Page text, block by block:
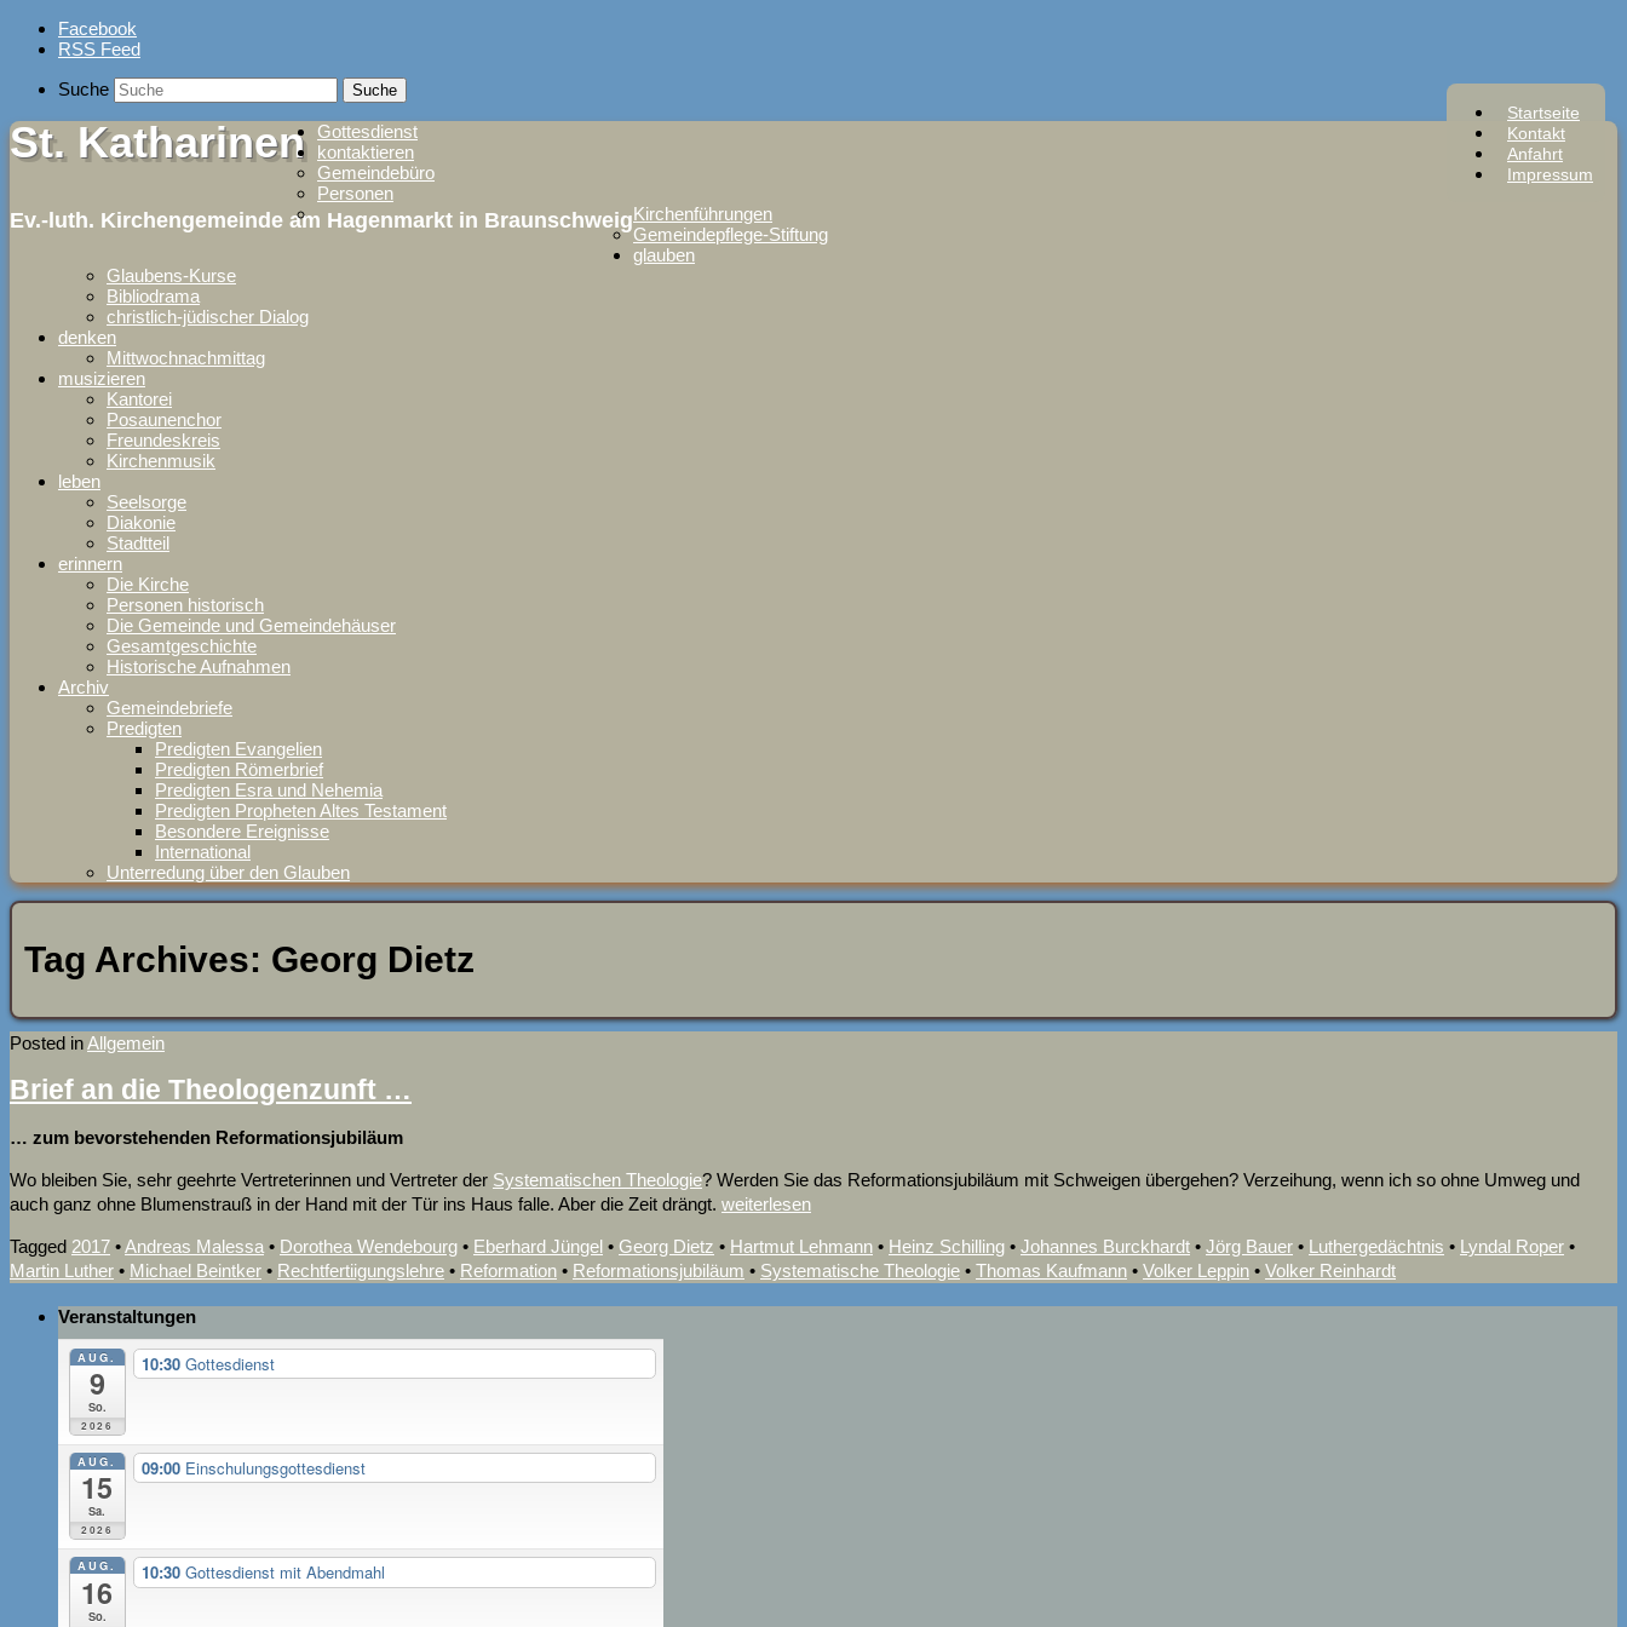
Skip
Facebook
RSS Feed
Startseite
Kontakt
Anfahrt
Impressum
Suche
St. Katharinen
Ev.-luth. Kirchengemeinde am Hagenmarkt in Braunschweig
Gottesdienst
kontaktieren
Gemeindebüro
Personen
Kirchenführungen
Gemeindepflege-Stiftung
glauben
Glaubens-Kurse
Bibliodrama
christlich-jüdischer Dialog
denken
Mittwochnachmittag
musizieren
Kantorei
Posaunenchor
Freundeskreis
Kirchenmusik
leben
Seelsorge
Diakonie
Stadtteil
erinnern
Die Kirche
Personen historisch
Die Gemeinde und Gemeindehäuser
Gesamtgeschichte
Historische Aufnahmen
Archiv
Gemeindebriefe
Predigten
Predigten Evangelien
Predigten Römerbrief
Predigten Esra und Nehemia
Predigten Propheten Altes Testament
Besondere Ereignisse
International
Unterredung über den Glauben
Tag Archives: Georg Dietz
Posted inAllgemein
Brief an die Theologenzunft …
… zum bevorstehenden Reformationsjubiläum
Wo bleiben Sie, sehr geehrte Vertreterinnen und Vertreter der Systematischen Theologie? Werden Sie das Reformationsjubiläum mit Schweigen übergehen? Verzeihung, wenn ich so ohne Umweg und
auch ganz ohne Blumenstrauß in der Hand mit der Tür ins Haus falle. Aber die Zeit drängt. weiterlesen
Tagged 2017 •Andreas Malessa • Dorothea Wendebourg • Eberhard Jüngel • Georg Dietz • Hartmut Lehmann • Heinz Schilling • Johannes Burckhardt • Jörg Bauer • Luthergedächtnis • Lyndal Roper •
Martin Luther • Michael Beintker • Rechtfertiigungslehre • Reformation • Reformationsjubiläum • Systematische Theologie • Thomas Kaufmann • Volker Leppin • Volker Reinhardt
Veranstaltungen
AUG.
9
So.
2026
10:30 Gottesdienst
AUG.
15
Sa.
2026
09:00 Einschulungsgottesdienst
AUG.
16
So.
10:30 Gottesdienst mit Abendmahl